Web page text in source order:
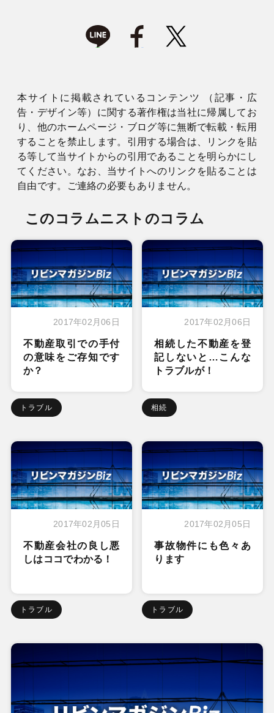
本サイトに掲載されているコンテンツ （記事・広
告・デザイン等）に関する著作権は当社に帰属してお
り、他のホームページ・ブログ等に無断で転載・転用
することを禁止します。引用する場合は、リンクを貼
る等して当サイトからの引用であることを明らかにし
てください。なお、当サイトへのリンクを貼ることは
自由です。ご連絡の必要もありません。
このコラムニストのコラム
2017年02月06日
不動産取引での手付
の意味をご存知です
か？
トラブル
2017年02月06日
相続した不動産を登
記しないと…こんな
トラブルが！
相続
2017年02月05日
不動産会社の良し悪
しはココでわかる！
トラブル
2017年02月05日
事故物件にも色々あ
ります
トラブル